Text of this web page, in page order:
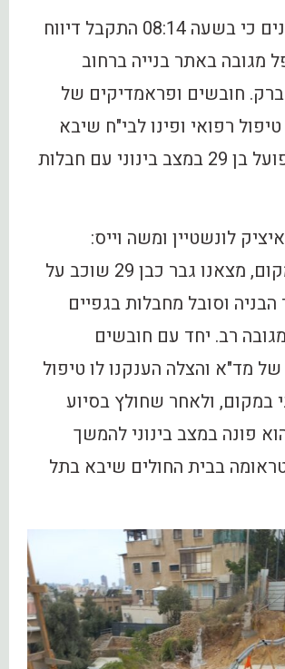
במד"א מעדכנים כי בשעה 08:14 התקבל דיווח
מגובה באתר בנייה ברחוב
ברק. חובשים ופראמדיקים של
רפואי ופינו לבי"ח שיבא
בתל השומר פועל בן 29 במצב בינוני עם חבלות
לונשטיין ומשה וייס:
"כשהגענו למקום, מצאנו גבר כבן 29 שוכב על
וסובל מחבלות בגפיים
רב. יחד עם חובשים
מד"א והצלה הענקנו לו טיפול
במקום, ולאחר שחולץ בסיוע
פונה במצב בינוני להמשך
בבית החולים שיבא בתל